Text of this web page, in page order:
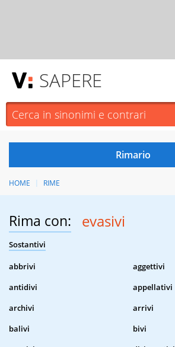
SAPERE
HOME RIME
Rima con: evasivi
Sostantivi
abbrivi
aggettivi
antidivi
appellativi
archivi
arrivi
balivi
bivi